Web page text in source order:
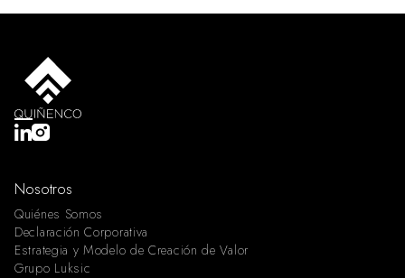
Nosotros
Quiénes Somos
Declaración Corporativa
Estrategia y Modelo de Creación de Valor
Grupo Luksic